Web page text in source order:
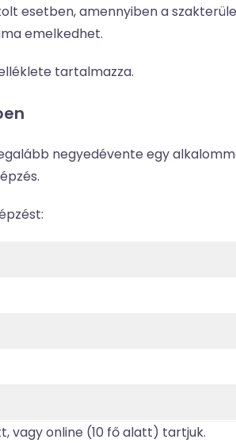
esetben, amennyiben a
emelkedhet.
tartalmazza.
negyedévente egy
vagy online (10 fő alatt) tartjuk.